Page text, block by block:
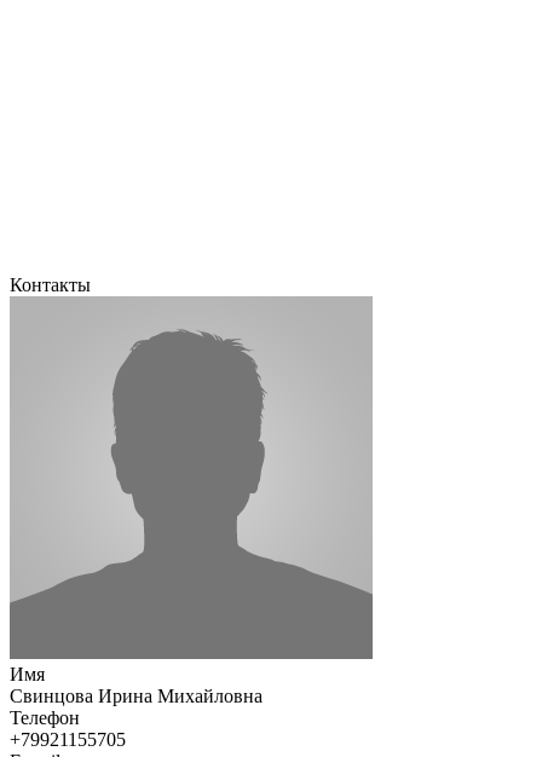
Контакты
Имя
Свинцова Ирина Михайловна
Телефон
+79921155705